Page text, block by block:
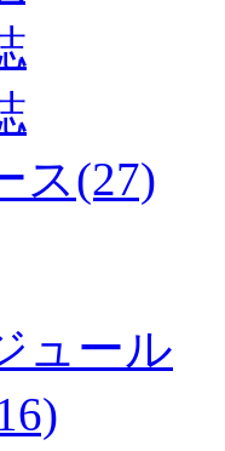
ス(27)
ュール